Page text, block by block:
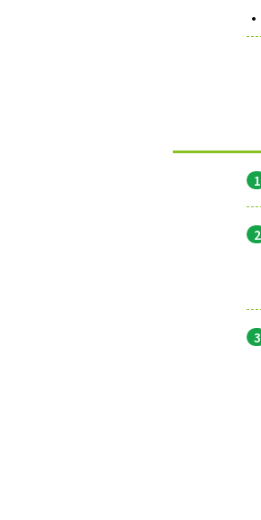
1
2
3